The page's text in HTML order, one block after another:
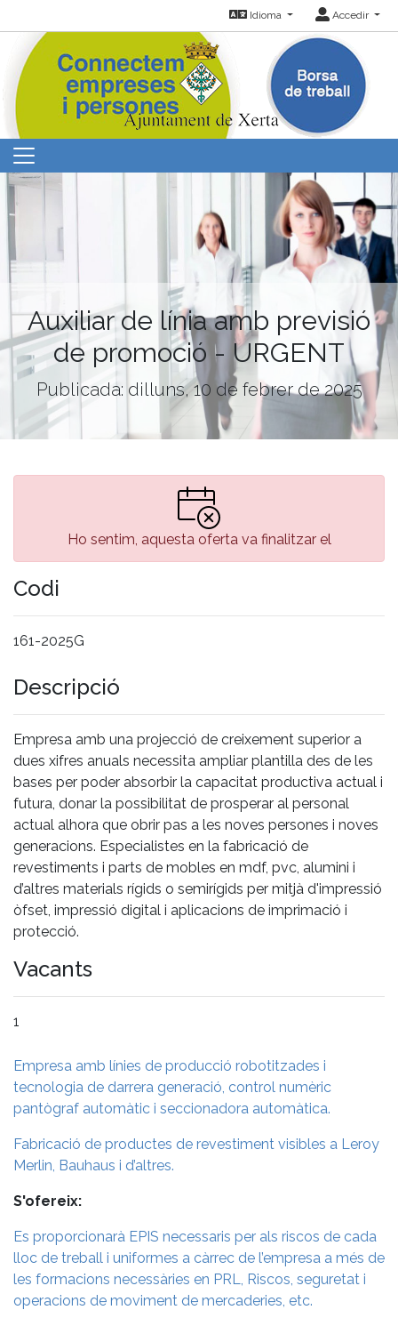
Idioma Accedir
Auxiliar de línia amb previsió
de promoció - URGENT
Publicada: dilluns, 10 de febrer de 2025
Ho sentim, aquesta oferta va finalitzar el
Codi
161-2025G
Descripció
Empresa amb una projecció de creixement superior a
dues xifres anuals necessita ampliar plantilla des de les
bases per poder absorbir la capacitat productiva actual i
futura, donar la possibilitat de prosperar al personal
actual alhora que obrir pas a les noves persones i noves
generacions. Especialistes en la fabricació de
revestiments i parts de mobles en mdf, pvc, alumini i
d’altres materials rígids o semirígids per mitjà d'impressió
òfset, impressió digital i aplicacions de imprimació i
protecció.
Vacants
1
Empresa amb línies de producció robotitzades i
tecnologia de darrera generació, control numèric
pantògraf automàtic i seccionadora automàtica.
Fabricació de productes de revestiment visibles a Leroy
Merlin, Bauhaus i d’altres.
S'ofereix:
Es proporcionarà EPIS necessaris per als riscos de cada
lloc de treball i uniformes a càrrec de l’empresa a més de
les formacions necessàries en PRL, Riscos, seguretat i
operacions de moviment de mercaderies, etc.